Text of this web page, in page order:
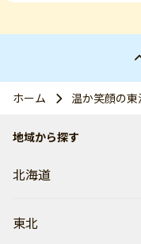
ホーム 温か笑顔の東
地域から探す
北海道
東北